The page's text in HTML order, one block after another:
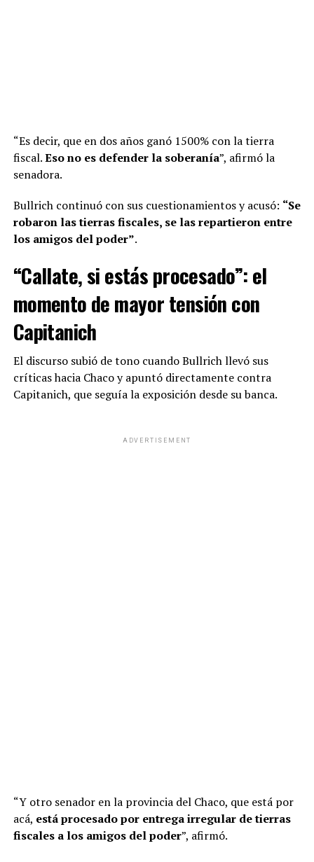
“Es decir, que en dos años ganó 1500% con la tierra
fiscal.Eso no es defender la soberanía”, afirmó la
senadora.
Bullrich continuó con sus cuestionamientos y acusó: “Se
robaron las tierras fiscales, se las repartieron entre
los amigos del poder”.
“Callate, si estás procesado”: el
momento de mayor tensión con
Capitanich
El discurso subió de tono cuando Bullrich llevó sus
críticas hacia Chaco y apuntó directamente contra
Capitanich, que seguía la exposición desde su banca.
ADVERTISEMENT
“Y otro senador en la provincia del Chaco, que está por
acá, está procesado por entrega irregular de tierras
fiscales a los amigos del poder”, afirmó.